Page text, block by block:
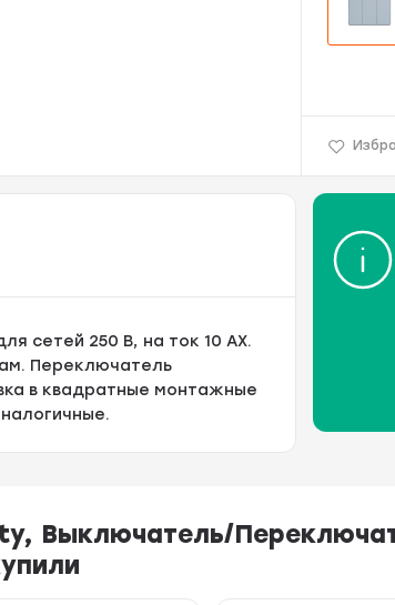
сетей 250 В, на ток 10 АХ.
Переключатель
в квадратные монтажные
Выключатель/